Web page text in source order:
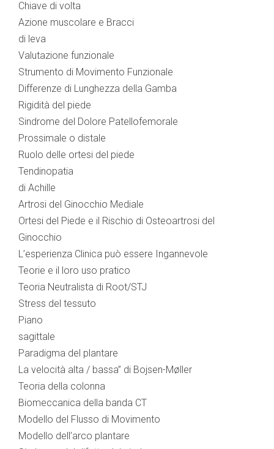
Chiave di volta
Azione muscolare e Bracci
di leva
Valutazione funzionale
Strumento di Movimento Funzionale
Differenze di Lunghezza della Gamba
Rigidità del piede
Sindrome del Dolore Patellofemorale
Prossimale o distale
Ruolo delle ortesi del piede
Tendinopatia
di Achille
Artrosi del Ginocchio Mediale
Ortesi del Piede e il Rischio di Osteoartrosi del
Ginocchio
L’esperienza Clinica può essere Ingannevole
Teorie e il loro uso pratico
Teoria Neutralista di Root/STJ
Stress del tessuto
Piano
sagittale
Paradigma del plantare
La velocità alta / bassa” di Bojsen-Møller
Teoria della colonna
Biomeccanica della banda CT
Modello del Flusso di Movimento
Modello dell’arco plantare